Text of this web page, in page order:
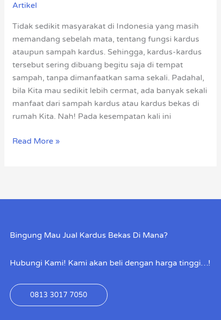
Artikel
Tidak sedikit masyarakat di Indonesia yang masih
memandang sebelah mata, tentang fungsi kardus
ataupun sampah kardus. Sehingga, kardus-kardus
tersebut sering dibuang begitu saja di tempat
sampah, tanpa dimanfaatkan sama sekali. Padahal,
bila Kita mau sedikit lebih cermat, ada banyak sekali
manfaat dari sampah kardus atau kardus bekas di
rumah Kita. Nah! Pada kesempatan kali ini
Kardus
Membuatnya
Read More »
Bingung Mau Jual Kardus Bekas Di Mana?
Hubungi Kami! Kami akan beli dengan harga tinggi…!
0813 3017 7050